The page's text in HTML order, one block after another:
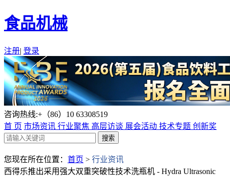
食品机械
注册| 登录
咨询热线:+（86）10 63308519
首 页 市场资讯 行业聚焦 高层访谈 展会活动 技术专题 创新奖
您现在所在位置： 首页 > 行业资讯
西得乐推出采用强大双重突破性技术洗瓶机 - Hydra Ultrasonic